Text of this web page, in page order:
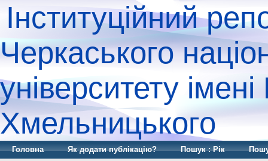
Інституційний
Черкаського
університету
Хмельницького
Головна Як додати публікацію? Пошук : Рік